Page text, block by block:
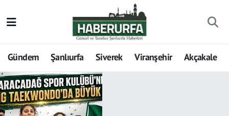
Gündem Şanlıurfa Siverek Viranşehir Akçakale